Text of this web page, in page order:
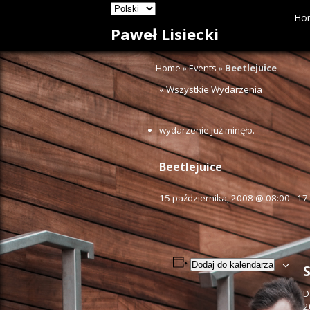
Paweł Lisiecki
Home»Events» Beetlejuice
« Wszystkie Wydarzenia
wydarzenie już minęło.
Beetlejuice
15 października, 2008 @ 08:00-
Dodaj do kalendarza